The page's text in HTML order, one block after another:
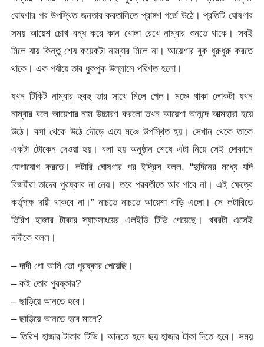
ঘোষণার পর উপস্থিত জনতার করতালিতে প্রাঙ্গণ গর্জে উঠে। প্রতিটি ঘোষণার
সময় আয়েশ চোখ বন্ধ করে কান খোলা রেখে নাম্বার শুনতে থাকে। সবই
মিলে যায় কিন্তু শেষ কয়েকটা নাম্বার মিলে না। আয়েশার বুক ধুরুধুরু করতে
থাকে। এক পর্যায়ে তার ধুকপুক উল্লাসে পরিণত হলো।
যখন টিকিট নাম্বার হুবহু তার সাথে মিলে গেল। মঞ্চে থাকা লোকটা যখন
নাম্বার বলে আয়েশার নাম উচ্চারণ করলো তখন আয়েশা আনন্দে আত্মহারা হয়ে
উঠে। বসা থেকে উঠে দৌড়ে এযে মঞ্চে উপস্থিত হয়। সেখান থেকে তাকে
একটা টোকেন দেওয়া হয়। বলা হয় অনুষ্ঠান শেষে এটা নিয়ে সেই দোকানে
যোগাযোগ করতে। লটারি ঘোষণার পর ইদ্রিস বলল, “দুদিনের মধ্যে যদি
বিজয়ীরা তাদের পুরষ্কার না নেয়। তবে পরবর্তীতে আর পাবে না। এই ক্ষেত্রে
কর্তৃপক্ষ দায়ী থাকবে না।” নাচতে নাচতে আয়েশা বাড়ি এলো। সে লটারিতে
তিরিশ হাজার টাকার স্যামসাংয়ের এলইডি টিভি পেয়েছে। খবরটা এসেই
দাদীকে বলল।
– দাদী গো আমি তো পুরষ্কার পেয়েছি।
– কই তোর পুরষ্কার?
– ছাড়িয়ে আনতে হবে।
– ছাড়িয়ে আনতে হবে মানে?
– তিরিশ হাজার টাকার টিভি। আনতে হলে ছয় হাজার টাকা দিতে হবে। সময়